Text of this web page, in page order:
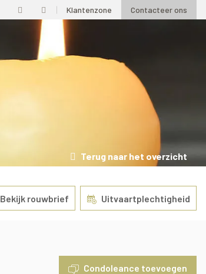
Klantenzone Contacteer ons
Terug naar het overzicht
Bekijk rouwbrief Uitvaartplechtigheid
Condoleance toevoegen